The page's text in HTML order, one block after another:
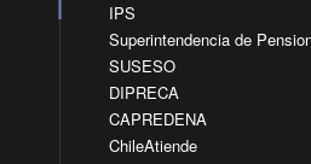
IPS
Superintendencia de
SUSESO
DIPRECA
CAPREDENA
ChileAtiende